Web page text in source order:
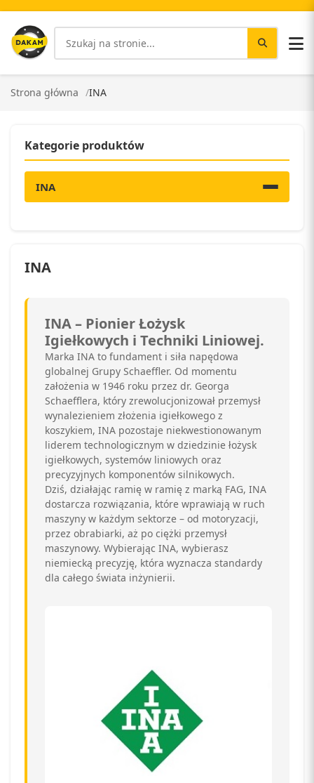
Strona główna INA
Kategorie produktów
INA
INA
INA – Pionier Łożysk
Igiełkowych i Techniki Liniowej.
Marka INA to fundament i siła napędowa
globalnej Grupy Schaeffler. Od momentu
założenia w 1946 roku przez dr. Georga
Schaefflera, który zrewolucjonizował przemysł
wynalezieniem złożenia igiełkowego z
koszykiem, INA pozostaje niekwestionowanym
liderem technologicznym w dziedzinie łożysk
igiełkowych, systemów liniowych oraz
precyzyjnych komponentów silnikowych.
Dziś, działając ramię w ramię z marką FAG, INA
dostarcza rozwiązania, które wprawiają w ruch
maszyny w każdym sektorze – od motoryzacji,
przez obrabiarki, aż po ciężki przemysł
maszynowy. Wybierając INA, wybierasz
niemiecką precyzję, która wyznacza standardy
dla całego świata inżynierii.